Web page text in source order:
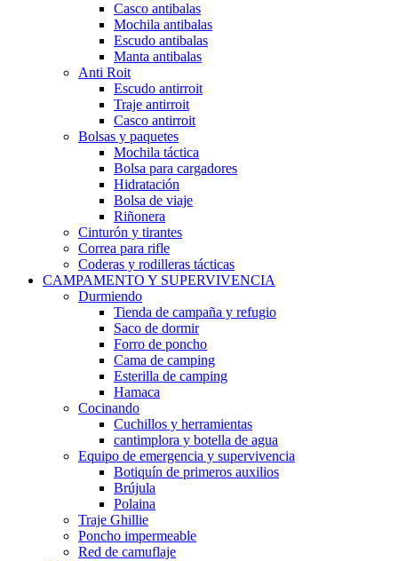
Casco antibalas
Mochila antibalas
Escudo antibalas
Manta antibalas
Anti Roit
Escudo antirroit
Traje antirroit
Casco antirroit
Bolsas y paquetes
Mochila táctica
Bolsa para cargadores
Hidratación
Bolsa de viaje
Riñonera
Cinturón y tirantes
Correa para rifle
Coderas y rodilleras tácticas
CAMPAMENTO Y SUPERVIVENCIA
Durmiendo
Tienda de campaña y refugio
Saco de dormir
Forro de poncho
Cama de camping
Esterilla de camping
Hamaca
Cocinando
Cuchillos y herramientas
cantimplora y botella de agua
Equipo de emergencia y supervivencia
Botiquín de primeros auxilios
Brújula
Polaina
Traje Ghillie
Poncho impermeable
Red de camuflaje